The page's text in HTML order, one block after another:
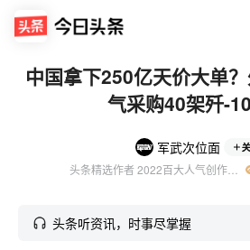
中国拿下250亿天价大单
气采购40架歼-
军武次位面
头条精选作者 2022百大人气创作者 知名军事领域创作者
头条听资讯，时事尽掌握